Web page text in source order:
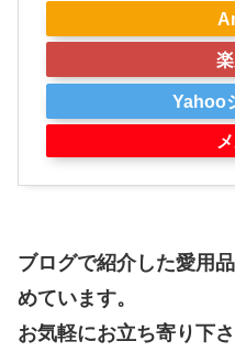
Yahoo
ブログで紹介した愛用
めています。
お気軽にお立ち寄り下